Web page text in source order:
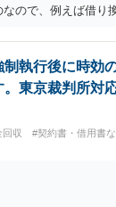
ので、例えば借り
うではなく、単に
、債権として同一で
そもそも、抵当権の
、終期については登
執行後に時効
東京裁判所対
収 #契約書・借用書な